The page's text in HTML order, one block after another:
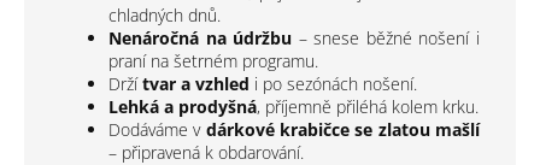
chladných dnů.
Nenáročná na údržbu – snese běžné nošení i
praní na šetrném programu.
Držítvar a vzhled i po sezónách nošení.
Lehká a prodyšná, příjemně přiléhá kolem krku.
Dodáváme v dárkové krabičce se zlatou mašlí
– připravená k obdarování.